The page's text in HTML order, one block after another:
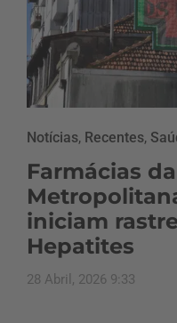
Notícias, Recentes,
Farmácias
iniciam
Hepatites
28 Abril, 2026 9:33